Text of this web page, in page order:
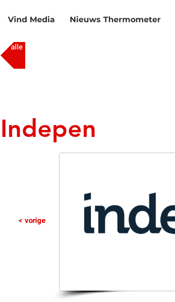
Vind Media Nieuws Thermomete­r
alle media
Indepen
< vorige